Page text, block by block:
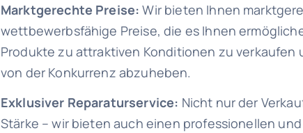
Marktgerechte Preise: Wir bieten Ihnen
wettbewerbsfähige Preise, die es Ihnen
Produkte zu attraktiven Konditionen zu verkaufen
von der Konkurrenz abzuheben.
Exklusiver Reparaturservice: Nicht nur der
Stärke – wir bieten auch einen professionellen und